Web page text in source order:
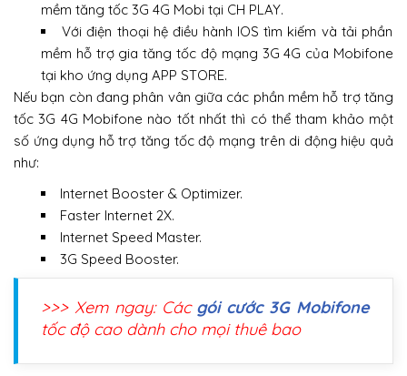
mềm tăng tốc 3G 4G Mobi tại CH PLAY.
Với điện thoại hệ điều hành IOS tìm kiếm và tải phần
mềm hỗ trợ gia tăng tốc độ mạng 3G 4G của Mobifone
tại kho ứng dụng APP STORE.
Nếu bạn còn đang phân vân giữa các phần mềm hỗ trợ tăng
tốc 3G 4G Mobifone nào tốt nhất thì có thể tham khảo một
số ứng dụng hỗ trợ tăng tốc độ mạng trên di động hiệu quả
như:
Internet Booster & Optimizer.
Faster Internet 2X.
Internet Speed Master.
3G Speed Booster.
>>> Xem ngay: Các gói cước 3G Mobifone
tốc độ cao dành cho mọi thuê bao